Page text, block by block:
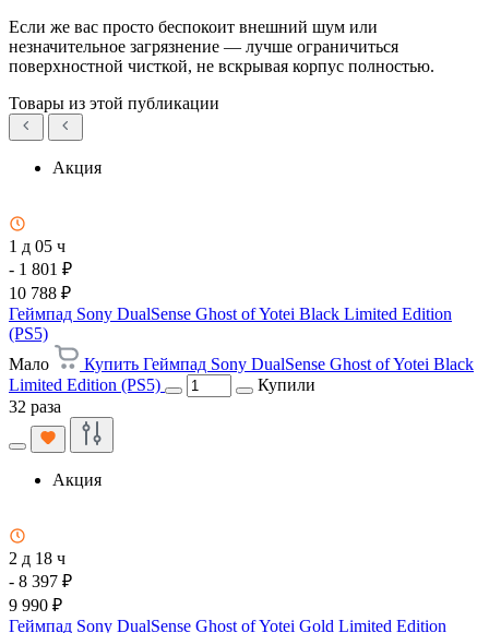
Если же вас просто беспокоит внешний шум или
незначительное загрязнение — лучше ограничиться
поверхностной чисткой, не вскрывая корпус полностью.
Товары из этой публикации
Акция
1 д 05 ч
- 1 801 ₽
10 788 ₽
Геймпад Sony DualSense Ghost of Yotei Black Limited Edition
(PS5)
Мало
Купить Геймпад Sony DualSense Ghost of Yotei Black
Limited Edition (PS5)
Купили
32 раза
Акция
2 д 18 ч
- 8 397 ₽
9 990 ₽
Геймпад Sony DualSense Ghost of Yotei Gold Limited Edition